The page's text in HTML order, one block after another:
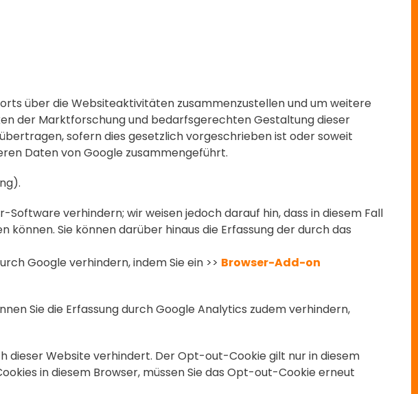
über die Websiteaktivitäten zusammenzustellen und um weitere
der Marktforschung und bedarfsgerechten Gestaltung dieser
sofern dies gesetzlich vorgeschrieben ist oder soweit
Daten von Google zusammengeführt.
verhindern; wir weisen jedoch darauf hin, dass in diesem Fall
Sie können darüber hinaus die Erfassung der durch das
Google verhindern, indem Sie ein >> Browser-Add-on
Sie die Erfassung durch Google Analytics zudem verhindern,
dieser Website verhindert. Der Opt-out-Cookie gilt nur in diesem
in diesem Browser, müssen Sie das Opt-out-Cookie erneut